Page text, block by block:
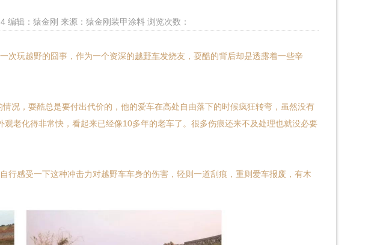
编辑：猿金刚 来源：猿金刚装甲涂料 浏览次数：
玩越野的囧事，作为一个资深的越野车发烧友，耍酷的背后却是透露着一些辛
，耍酷总是要付出代价的，他的爱车在高处自由落下的时候疯狂转弯，虽然没有
老化得非常快，看起来已经像10多年的老车了。很多伤痕还来不及处理也就没必要
感受一下这种冲击力对越野车车身的伤害，轻则一道刮痕，重则爱车报废，有木